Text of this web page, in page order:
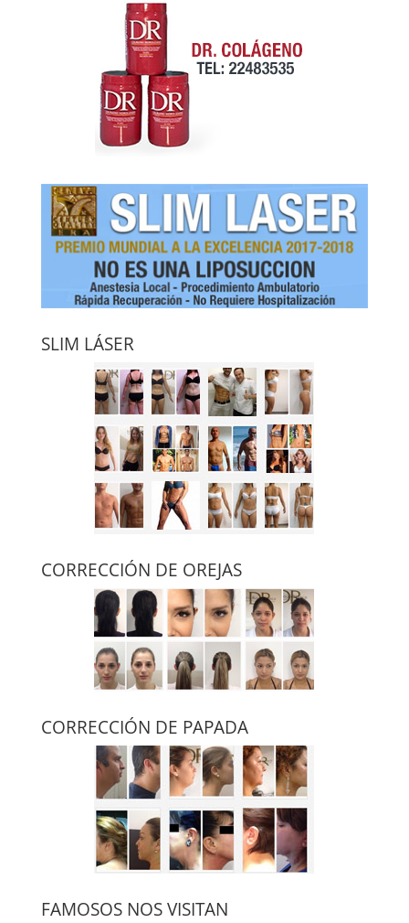
SLIM LÁSER
CORRECCIÓN DE OREJAS
CORRECCIÓN DE PAPADA
FAMOSOS NOS VISITAN